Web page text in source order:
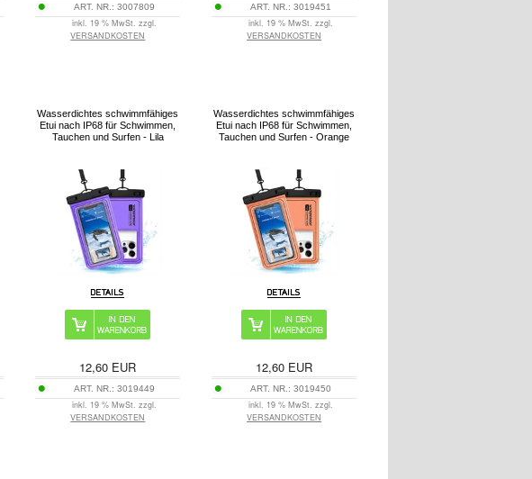
ART. NR.:3007809
inkl. 19 % MwSt. zzgl.
VERSANDKOSTEN
ART. NR.:3019451
inkl. 19 % MwSt. zzgl.
VERSANDKOSTEN
Wasserdichtes schwimmfähiges
Etui nach IP68 für Schwimmen,
Tauchen und Surfen - Lila
12,60 EUR
ART. NR.:3019449
inkl. 19 % MwSt. zzgl.
VERSANDKOSTEN
Wasserdichtes schwimmfähiges
Etui nach IP68 für Schwimmen,
Tauchen und Surfen - Orange
12,60 EUR
ART. NR.:3019450
inkl. 19 % MwSt. zzgl.
VERSANDKOSTEN